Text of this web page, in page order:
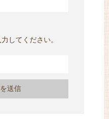
してください。